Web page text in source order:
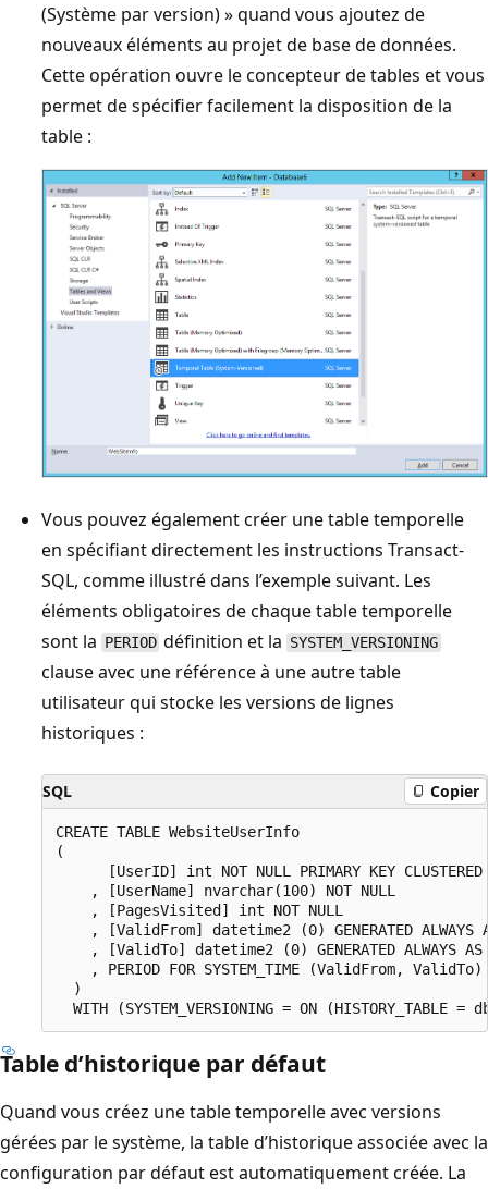
(Système par version) » quand vous ajoutez de
nouveaux éléments au projet de base de données.
Cette opération ouvre le concepteur de tables et vous
permet de spécifier facilement la disposition de la
table :
Vous pouvez également créer une table temporelle
en spécifiant directement les instructions Transact-
SQL, comme illustré dans l’exemple suivant. Les
éléments obligatoires de chaque table temporelle
sont la PERIOD définition et la SYSTEM_VERSIONING
clause avec une référence à une autre table
utilisateur qui stocke les versions de lignes
historiques :
SQL Copier
CREATE TABLE WebsiteUserInfo
(
      [UserID] int NOT NULL PRIMARY KEY CLUSTERED
    , [UserName] nvarchar(100) NOT NULL
    , [PagesVisited] int NOT NULL
, [ValidFrom] datetime2 (0) GENERATED ALWAYS
, [ValidTo] datetime2 (0) GENERATED ALWAYS AS
    , PERIOD FOR SYSTEM_TIME (ValidFrom, ValidTo)
  )
Table d’historique par défaut
Quand vous créez une table temporelle avec versions
gérées par le système, la table d’historique associée avec la
configuration par défaut est automatiquement créée. La